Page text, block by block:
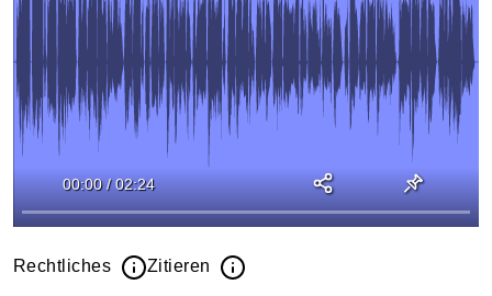
00:00 / 02:24
Rechtliches Zitieren